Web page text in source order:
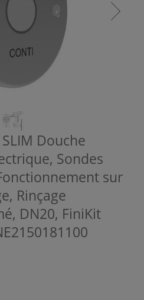
SLIM Douche
Sondes
sur
Rinçage
DN20, FiniKit